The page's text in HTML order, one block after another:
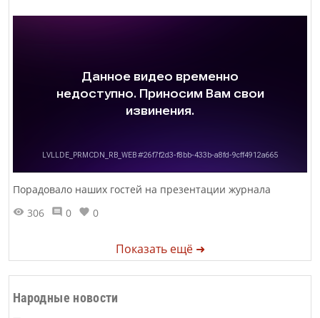
Порадовало наших гостей на презентации журнала
306
0 0
Показать ещё ➜
Народные новости